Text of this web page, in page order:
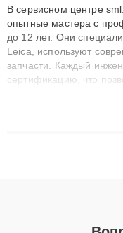
В сервисном центре
опытные мастера с
до 12 лет. Они
Leica, используют
запчасти. Каждый
сертификацию, что
до 3 лет. Наши